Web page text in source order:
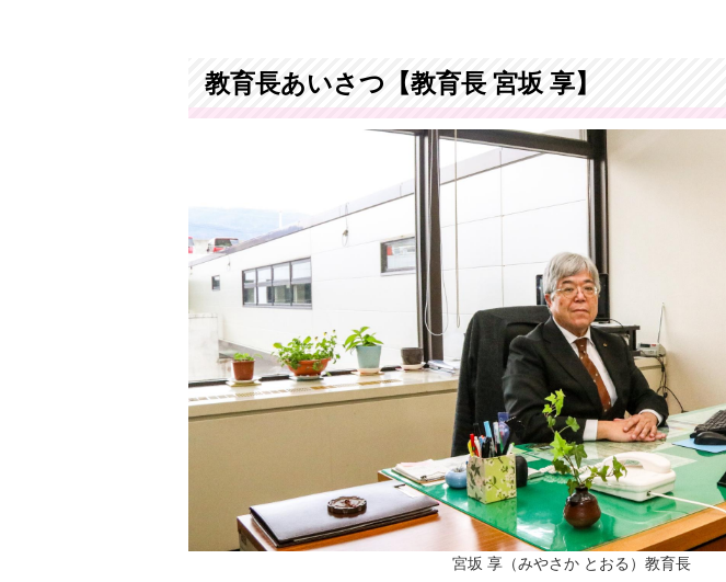
教育長あいさつ【教育長 宮坂 享】
宮坂 享（みやさか とおる）教育長